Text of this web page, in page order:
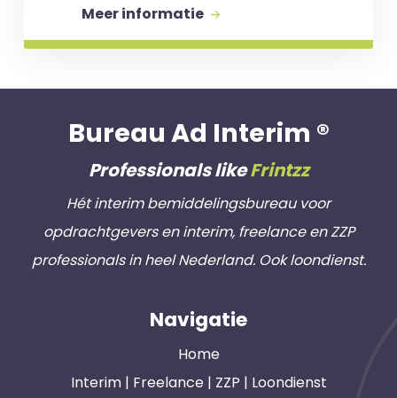
Meer informatie
Bureau Ad Interim ®
Professionals likeFrintzz
Hét interim bemiddelingsbureau voor
opdrachtgevers en interim, freelance en ZZP
professionals in heel Nederland. Ook loondienst.
Navigatie
Home
Interim | Freelance | ZZP | Loondienst